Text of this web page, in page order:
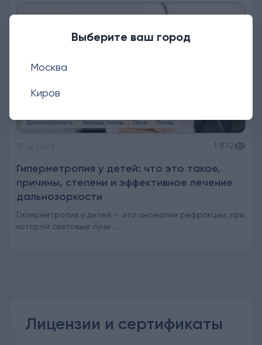
Дальнозоркость Ночные линзы Очки Линзы
1 872
Гиперметропия у детей: что это такое,
причины, степени и эффективное лечение
дальнозоркости
Гиперметропия у детей — это аномалия рефракции, при
которой световые лучи ...
Лицензии и сертификаты
Выберите ваш город
Москва
Киров